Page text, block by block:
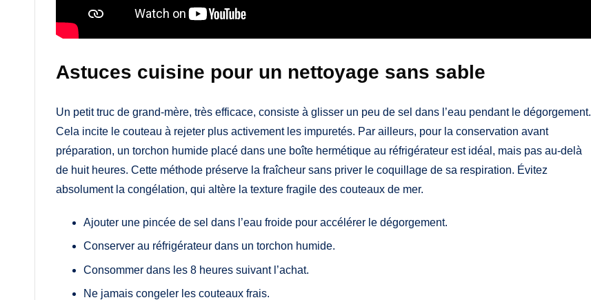
Astuces cuisine pour un nettoyage sans sable
Un petit truc de grand-mère, très efficace, consiste à glisser un peu de sel dans l’eau pendant le dégorgement.
Cela incite le couteau à rejeter plus activement les impuretés. Par ailleurs, pour la conservation avant
préparation, un torchon humide placé dans une boîte hermétique au réfrigérateur est idéal, mais pas au-delà
de huit heures. Cette méthode préserve la fraîcheur sans priver le coquillage de sa respiration. Évitez
absolument la congélation, qui altère la texture fragile des couteaux de mer.
Ajouter une pincée de sel dans l’eau froide pour accélérer le dégorgement.
Conserver au réfrigérateur dans un torchon humide.
Consommer dans les 8 heures suivant l’achat.
Ne jamais congeler les couteaux frais.